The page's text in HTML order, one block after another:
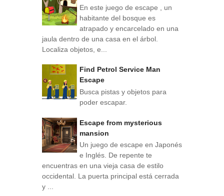
En este juego de escape , un
habitante del bosque es
atrapado y encarcelado en una
jaula dentro de una casa en el árbol.
Localiza objetos, e...
Find Petrol Service Man
Escape
Busca pistas y objetos para
poder escapar.
Escape from mysterious
mansion
Un juego de escape en Japonés
e Inglés. De repente te
encuentras en una vieja casa de estilo
occidental. La puerta principal está cerrada
y ...